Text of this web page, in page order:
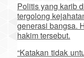
Politis yang karib
tergolong
generasi bangsa.
hakim tersebut.
“Katakan tidak